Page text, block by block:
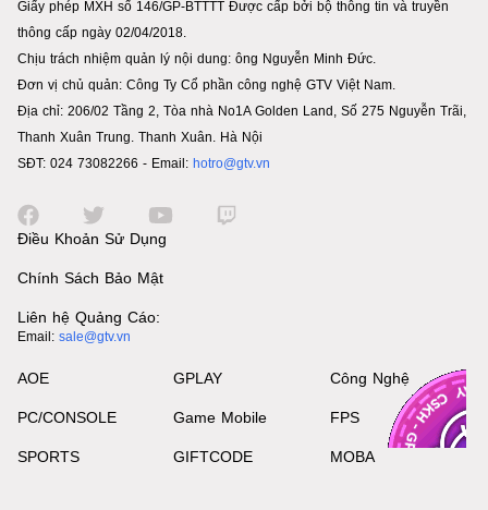
Giấy phép MXH số 146/GP-BTTTT Được cấp bởi bộ thông tin và truyền
thông cấp ngày 02/04/2018.
Chịu trách nhiệm quản lý nội dung: ông Nguyễn Minh Đức.
Đơn vị chủ quản: Công Ty Cổ phần công nghệ GTV Việt Nam.
Địa chỉ: 206/02 Tầng 2, Tòa nhà No1A Golden Land, Số 275 Nguyễn Trãi,
Thanh Xuân Trung. Thanh Xuân. Hà Nội
SĐT: 024 73082266 - Email: hotro@gtv.vn
Điều Khoản Sử Dụng
Chính Sách Bảo Mật
Liên hệ Quảng Cáo:
Email: sale@gtv.vn
AOE
PC/CONSOLE
SPORTS
GPLAY
Game Mobile
GIFTCODE
Công Nghệ
FPS
MOBA